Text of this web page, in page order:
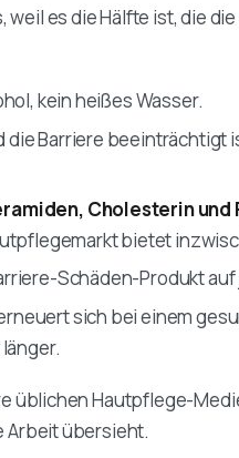
es die Hälfte ist, die
kein heißes Wasser.
die Barriere beeinträchtigt
Cholesterin und
bietet
Schäden-Produkt auf
sich bei einem
üblichen Hautpflege-
Arbeit übersieht.